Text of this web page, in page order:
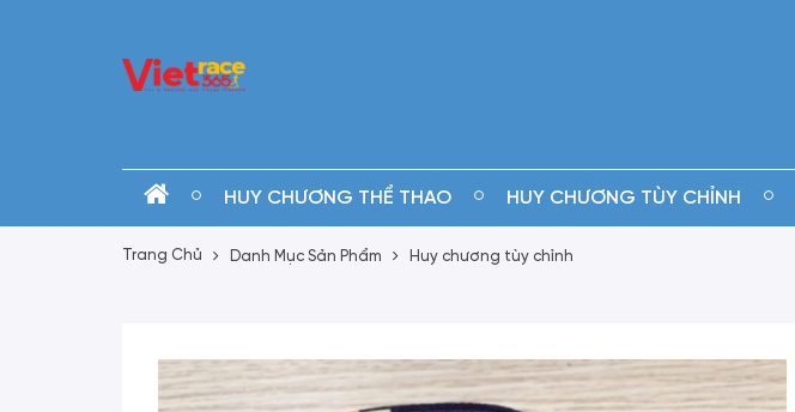
HUY CHƯƠNG THỂ THAO HUY CHƯƠNG TÙY CHỈNH
Trang Chủ Danh Mục Sản Phẩm Huy chương tùy chỉnh